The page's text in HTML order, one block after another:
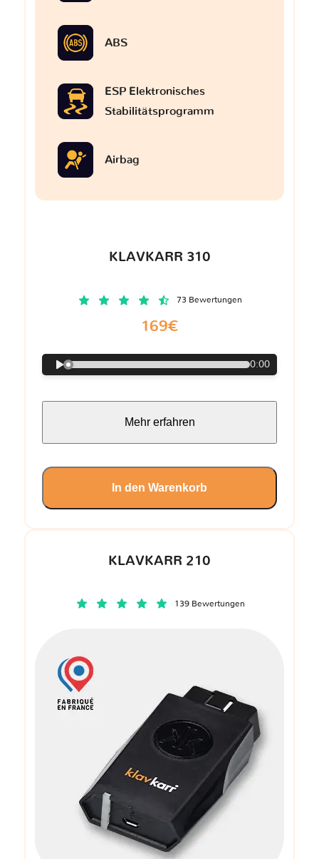
KLAVKARR 210
139 Bewertungen
ABS
ESP Elektronisches
Stabilitätsprogramm
Airbag
KLAVKARR 310
73 Bewertungen
169€
0:00
Mehr erfahren
In den Warenkorb